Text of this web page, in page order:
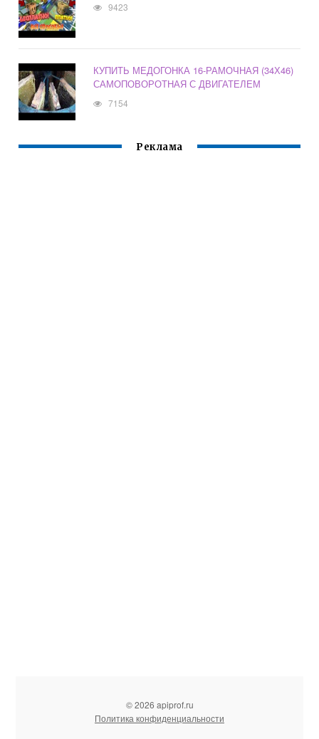
9423
КУПИТЬ МЕДОГОНКА 16-РАМОЧНАЯ (34Х46)
САМОПОВОРОТНАЯ С ДВИГАТЕЛЕМ
7154
Реклама
© 2026 apiprof.ru
Политика конфиденциальности